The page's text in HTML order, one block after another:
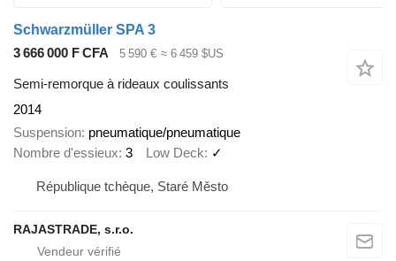
Schwarzmüller SPA 3
3 666 000 F CFA
5 590 € ≈ 6 459 $US
Semi-remorque à rideaux coulissants
2014
Suspension pneumatique/pneumatique
Nombre d'essieux 3 Low Deck ✓
République tchèque, Staré Město
RAJASTRADE, s.r.o.